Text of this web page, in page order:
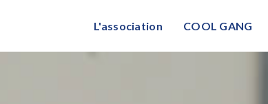
L'association COOL GANG